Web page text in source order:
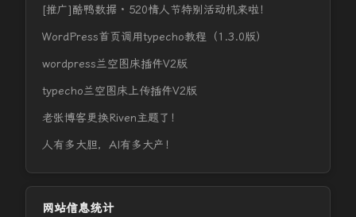
[推广]酷鸭数据 · 520情人节特别活动机来啦！
WordPress首页调用typecho教程（1.3.0版）
wordpress兰空图床插件V2版
typecho兰空图床上传插件V2版
老张博客更换Riven主题了！
人有多大胆，AI有多大产！
网站信息统计